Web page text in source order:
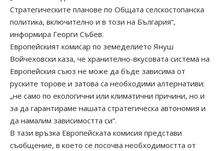
Стратегическите планове по Общата селскостопанска
политика, включително и в този на България“,
информира Георги Събев.
Европейският комисар по земеделието Януш
Войчеховски каза, че хранително-вкусовата система на
Европейския съюз не може да бъде зависима от
руските торове и затова са необходими алтернативи:
„не само по екологични или климатични причини, но и
за да гарантираме нашата стратегическа автономия и
да намалим зависимостта си“.
В тази връзка Европейската комисия представи
съобщение, в което се посочва необходимостта от